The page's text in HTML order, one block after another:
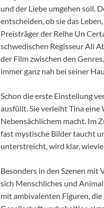
und der Liebe umgehen soll.
entscheiden, ob sie das
Preisträger der Reihe Un
schwedischen Regisseur Ali
der Film zwischen den
immer ganz nah bei seiner
Schon die erste Einstellung
ausfüllt. Sie verleiht Tina eine
Nebensächlichem macht. Im
fast mystische Bilder taucht
unterstreicht, wird klar,
Besonders in den Szenen
sich Menschliches und
mit ambivalenten Figuren, die